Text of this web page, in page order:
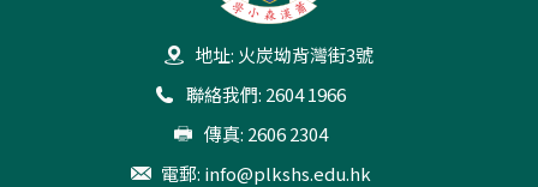
地址: 火炭坳背灣街3號
聯絡我們: 2604 1966
傳真: 2606 2304
電郵: info@plkshs.edu.hk